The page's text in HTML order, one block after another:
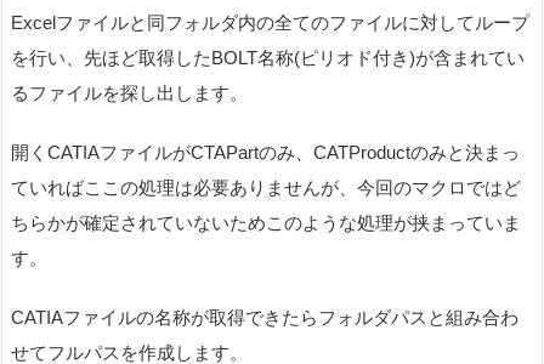
Excelファイルと同フォルダ内の全てのファイルに対してループ
を行い、先ほど取得したBOLT名称(ピリオド付き)が含まれてい
るファイルを探し出します。
開くCATIAファイルがCTAPartのみ、CATProductのみと決まっ
ていればここの処理は必要ありませんが、今回のマクロではど
ちらかが確定されていないためこのような処理が挟まっていま
す。
CATIAファイルの名称が取得できたらフォルダパスと組み合わ
せてフルパスを作成します。